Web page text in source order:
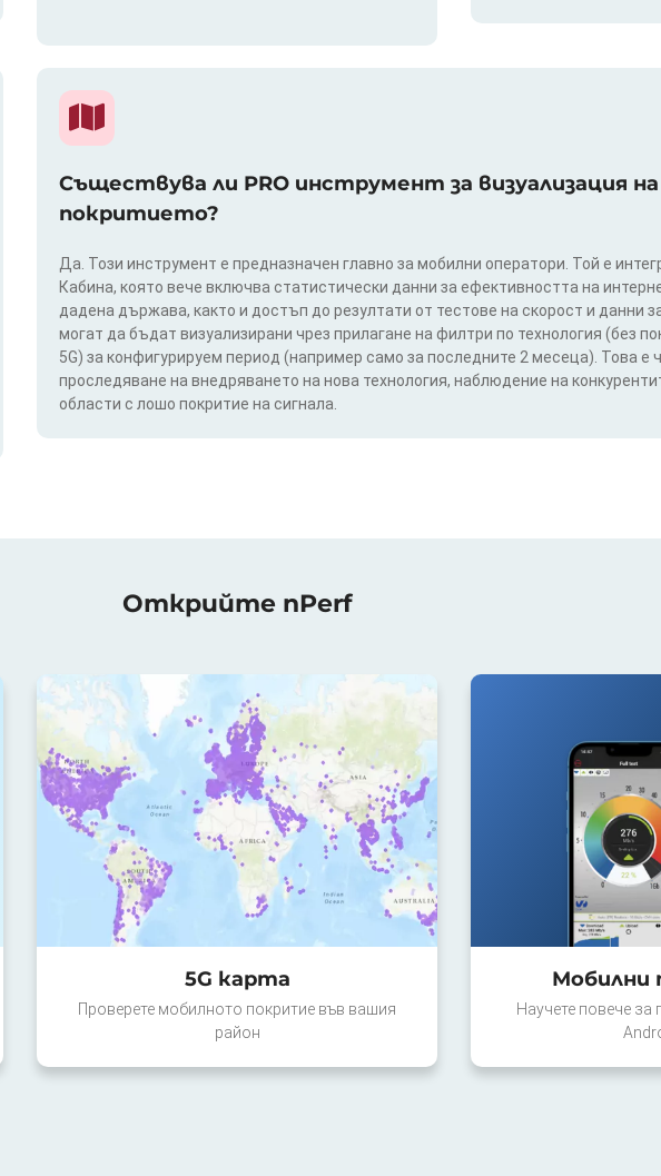
Съществува ли PRO инструмент за визуализация
покритието?
Да. Този инструмент е предназначен главно за мобилни оператори. Той е
Кабина, която вече включва статистически данни за ефективността на
дадена държава, както и достъп до резултати от тестове на скорост и данни
могат да бъдат визуализирани чрез прилагане на филтри по технология (без
5G) за конфигурируем период (например само за последните 2 месеца). Това е
проследяване на внедряването на нова технология, наблюдение на
области с лошо покритие на сигнала.
Открийте nPerf
5G карта
Проверете мобилното покритие във вашия
район
Мобилни
Научете повече